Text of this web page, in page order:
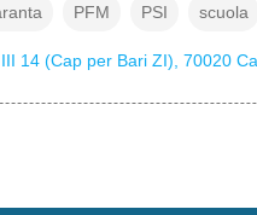
PFM PSI scuola
14 (Cap per Bari ZI), 70020